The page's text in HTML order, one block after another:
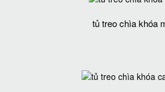
tủ treo chìa khóa